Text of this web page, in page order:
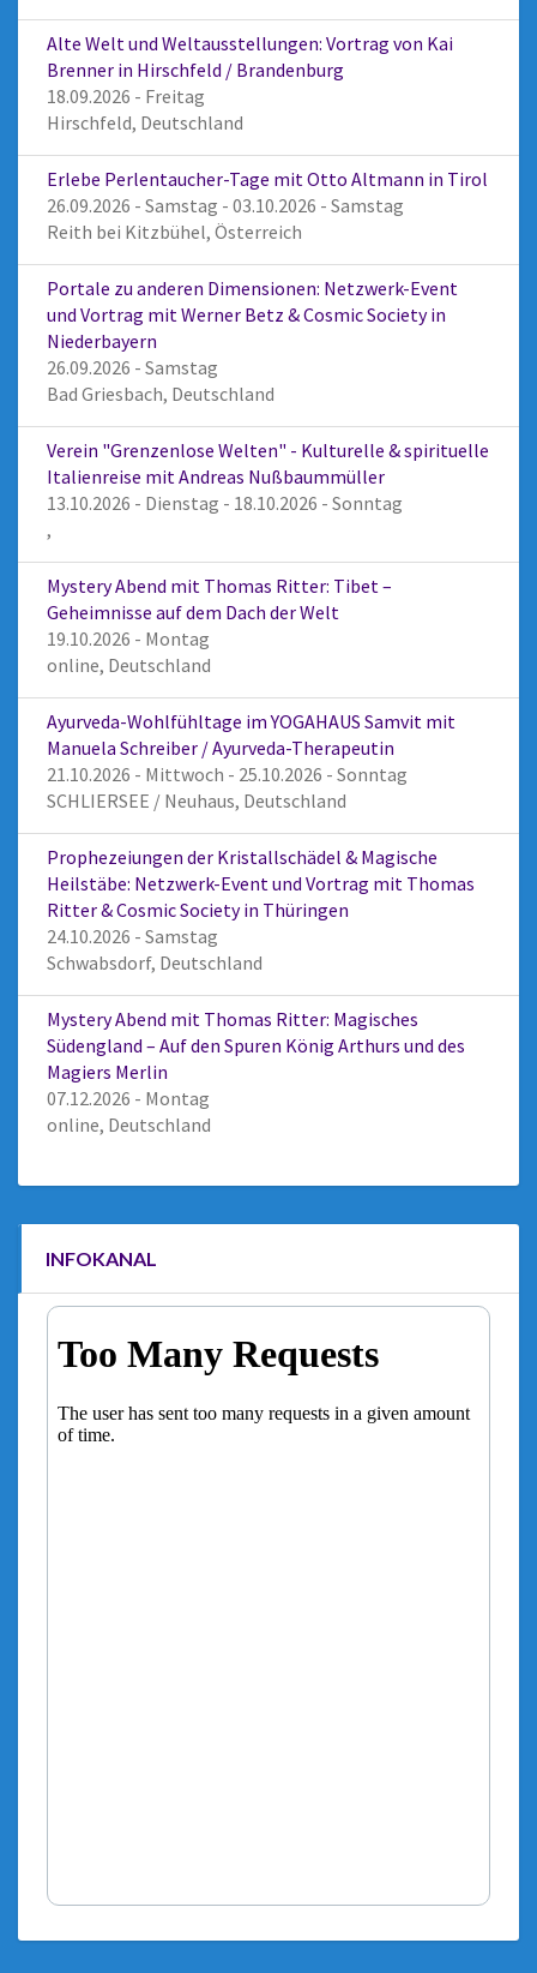
Alte Welt und Weltausstellungen: Vortrag von Kai
Brenner in Hirschfeld / Brandenburg
18.09.2026 - Freitag
Hirschfeld, Deutschland
Erlebe Perlentaucher-Tage mit Otto Altmann in Tirol
26.09.2026 - Samstag - 03.10.2026 - Samstag
Reith bei Kitzbühel, Österreich
Portale zu anderen Dimensionen: Netzwerk-Event
und Vortrag mit Werner Betz & Cosmic Society in
Niederbayern
26.09.2026 - Samstag
Bad Griesbach, Deutschland
Verein "Grenzenlose Welten" - Kulturelle & spirituelle
Italienreise mit Andreas Nußbaummüller
13.10.2026 - Dienstag - 18.10.2026 - Sonntag
,
Mystery Abend mit Thomas Ritter: Tibet –
Geheimnisse auf dem Dach der Welt
19.10.2026 - Montag
online, Deutschland
Ayurveda-Wohlfühltage im YOGAHAUS Samvit mit
Manuela Schreiber / Ayurveda-Therapeutin
21.10.2026 - Mittwoch - 25.10.2026 - Sonntag
SCHLIERSEE / Neuhaus, Deutschland
Prophezeiungen der Kristallschädel & Magische
Heilstäbe: Netzwerk-Event und Vortrag mit Thomas
Ritter & Cosmic Society in Thüringen
24.10.2026 - Samstag
Schwabsdorf, Deutschland
Mystery Abend mit Thomas Ritter: Magisches
Südengland – Auf den Spuren König Arthurs und des
Magiers Merlin
07.12.2026 - Montag
online, Deutschland
INFOKANAL